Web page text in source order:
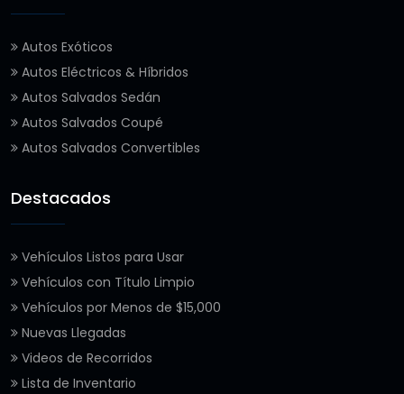
Autos Exóticos
Autos Eléctricos & Híbridos
Autos Salvados Sedán
Autos Salvados Coupé
Autos Salvados Convertibles
Destacados
Vehículos Listos para Usar
Vehículos con Título Limpio
Vehículos por Menos de $15,000
Nuevas Llegadas
Videos de Recorridos
Lista de Inventario